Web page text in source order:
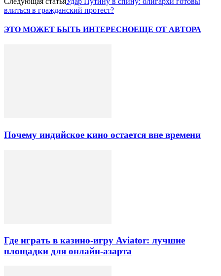
влиться в гражданский протест?
ЭТО МОЖЕТ БЫТЬ ИНТЕРЕСНОЕЩЕ ОТ АВТОРА
Почему индийское кино остается вне времени
Где играть в казино-игру Aviator: лучшие
площадки для онлайн-азарта